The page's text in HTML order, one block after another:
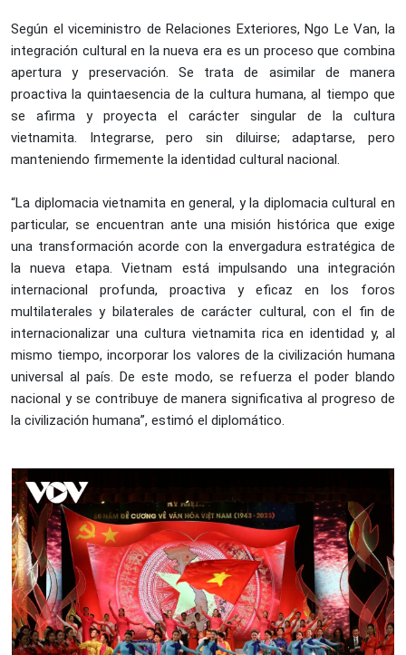
Según el viceministro de Relaciones Exteriores, Ngo Le Van, la
integración cultural en la nueva era es un proceso que combina
apertura y preservación. Se trata de asimilar de manera
proactiva la quintaesencia de la cultura humana, al tiempo que
se afirma y proyecta el carácter singular de la cultura
vietnamita. Integrarse, pero sin diluirse; adaptarse, pero
manteniendo firmemente la identidad cultural nacional.
“La diplomacia vietnamita en general, y la diplomacia cultural en
particular, se encuentran ante una misión histórica que exige
una transformación acorde con la envergadura estratégica de
la nueva etapa. Vietnam está impulsando una integración
internacional profunda, proactiva y eficaz en los foros
multilaterales y bilaterales de carácter cultural, con el fin de
internacionalizar una cultura vietnamita rica en identidad y, al
mismo tiempo, incorporar los valores de la civilización humana
universal al país. De este modo, se refuerza el poder blando
nacional y se contribuye de manera significativa al progreso de
la civilización humana”, estimó el diplomático.